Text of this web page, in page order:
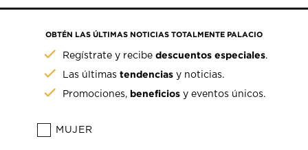
OBTÉN LAS ÚLTIMAS NOTICIAS TOTALMENTE PALACIO
Regístrate y recibedescuentos especiales.
Las últimastendencias y noticias.
Promociones, beneficios y eventos únicos.
MUJER